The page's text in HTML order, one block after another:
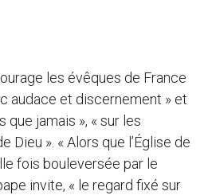
les évêques de France
audace et discernement » et
que jamais », « sur les
Dieu ». « Alors que l’Église de
fois bouleversée par le
invite, « le regard fixé sur